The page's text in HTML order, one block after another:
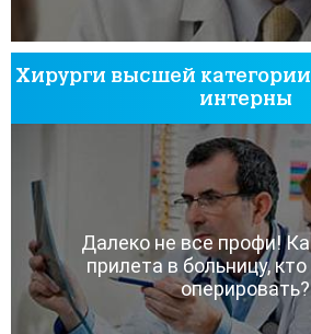
Хирурги высшей
интерны
Далеко не все профи!
прилета в больницу,
оперировать?